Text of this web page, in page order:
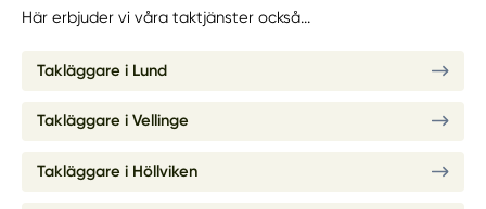
Här erbjuder vi våra taktjänster också...
Takläggare i Lund
Takläggare i Vellinge
Takläggare i Höllviken